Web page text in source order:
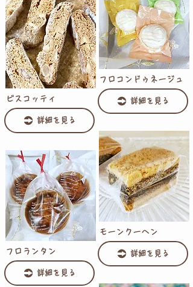
ビスコッティ
詳細を見る
フロランタン
詳細を見る
フロコンドゥネージュ
詳細を見る
モーンクーヘン
詳細を見る